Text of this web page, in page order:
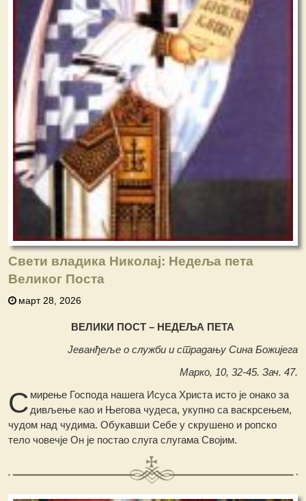
Свети владика Николај: Недеља пета
Великог Поста
март 28, 2026
ВЕЛИКИ ПОСТ – НЕДЕЉА ПЕТА
Јеванђеље о служби и страдању Сина Божијега
Марко, 10, 32-45. Зач. 47.
С мирење Господа нашега Исуса Христа исто је онако за
дивљење као и Његова чудеса, укупно са васкрсењем,
чудом над чудима. Обукавши Себе у скрушено и ропско
тело човечје Он је постао слуга слугама Својим.